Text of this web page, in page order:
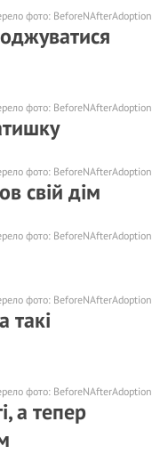
фото: BeforeNAfterAdoption
фото: BeforeNAfterAdoption
фото: BeforeNAfterAdoption
свій дім
фото: BeforeNAfterAdoption
фото: BeforeNAfterAdoption
такі
фото: BeforeNAfterAdoption
а тепер